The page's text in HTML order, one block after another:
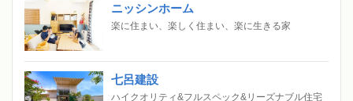
ニッシンホーム
楽に住まい、楽しく住まい、楽に生きる家
七呂建設
ハイクオリティ&フルスペック&リーズナブル住宅